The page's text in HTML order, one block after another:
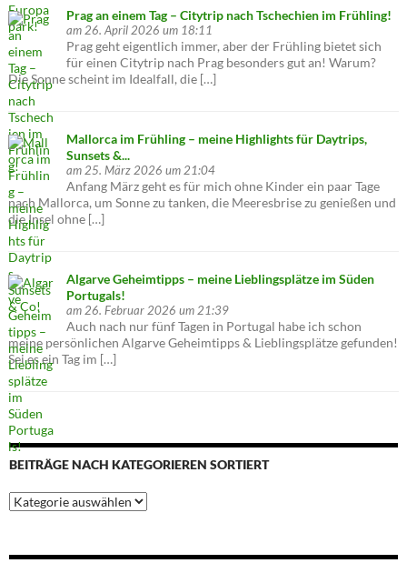
Prag an einem Tag – Citytrip nach Tschechien im Frühling!
am 26. April 2026 um 18:11
Prag geht eigentlich immer, aber der Frühling bietet sich
für einen Citytrip nach Prag besonders gut an! Warum?
Die Sonne scheint im Idealfall, die […]
Mallorca im Frühling – meine Highlights für Daytrips,
Sunsets &...
am 25. März 2026 um 21:04
Anfang März geht es für mich ohne Kinder ein paar Tage
nach Mallorca, um Sonne zu tanken, die Meeresbrise zu genießen und
die Insel ohne […]
Algarve Geheimtipps – meine Lieblingsplätze im Süden
Portugals!
am 26. Februar 2026 um 21:39
Auch nach nur fünf Tagen in Portugal habe ich schon
meine persönlichen Algarve Geheimtipps & Lieblingsplätze gefunden!
Sei es ein Tag im […]
BEITRÄGE NACH KATEGORIEREN SORTIERT
Beiträge
nach